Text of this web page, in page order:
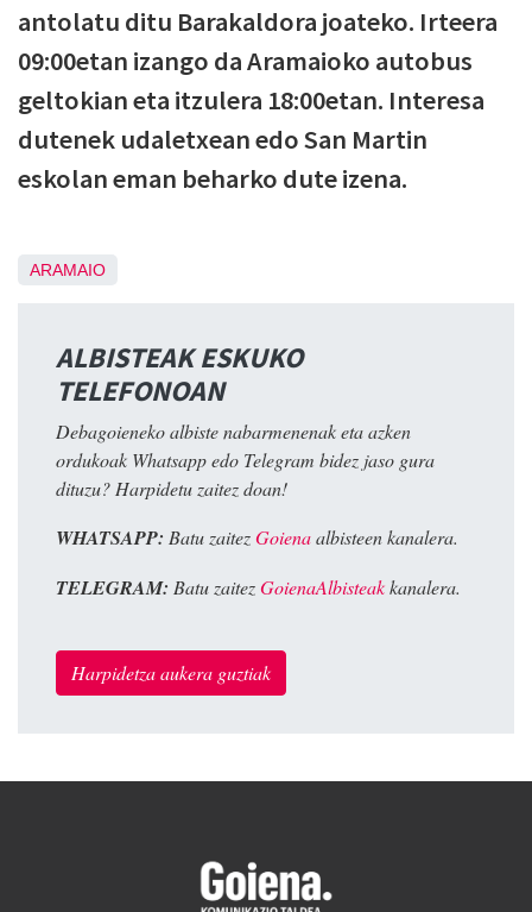
antolatu ditu Barakaldora joateko. Irteera
09:00etan izango da Aramaioko autobus
geltokian eta itzulera 18:00etan. Interesa
dutenek udaletxean edo San Martin
eskolan eman beharko dute izena.
ARAMAIO
ALBISTEAK ESKUKO
TELEFONOAN
Debagoieneko albiste nabarmenenak eta azken
ordukoak Whatsapp edo Telegram bidez jaso gura
dituzu? Harpidetu zaitez doan!
WHATSAPP: Batu zaitezGoienaalbisteen kanalera.
TELEGRAM: Batu zaitezGoienaAlbisteakkanalera.
Harpidetza aukera guztiak